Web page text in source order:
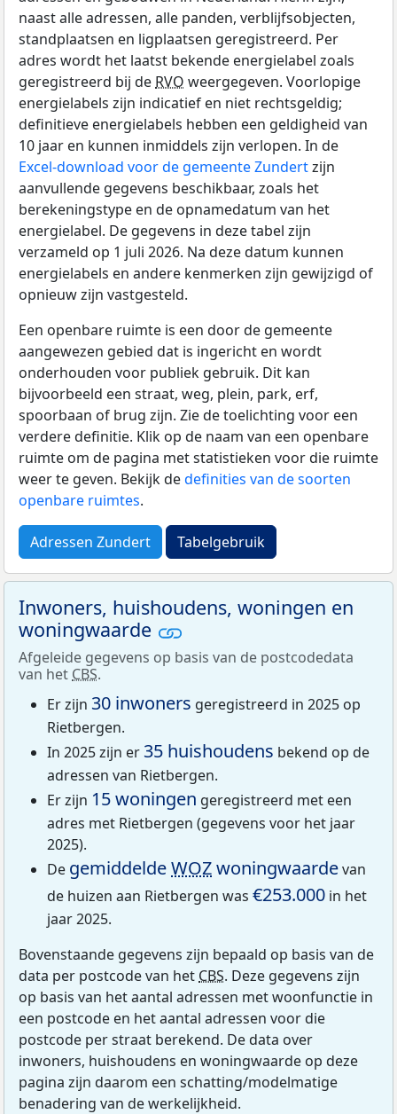
naast alle adressen, alle panden, verblijfsobjecten,
standplaatsen en ligplaatsen geregistreerd. Per
adres wordt het laatst bekende energielabel zoals
geregistreerd bij de RVO weergegeven. Voorlopige
energielabels zijn indicatief en niet rechtsgeldig;
definitieve energielabels hebben een geldigheid van
10 jaar en kunnen inmiddels zijn verlopen. In de
Excel-download voor de gemeente Zundertzijn
aanvullende gegevens beschikbaar, zoals het
berekeningstype en de opnamedatum van het
energielabel. De gegevens in deze tabel zijn
verzameld op 1 juli 2026. Na deze datum kunnen
energielabels en andere kenmerken zijn gewijzigd of
opnieuw zijn vastgesteld.
Een openbare ruimte is een door de gemeente
aangewezen gebied dat is ingericht en wordt
onderhouden voor publiek gebruik. Dit kan
bijvoorbeeld een straat, weg, plein, park, erf,
spoorbaan of brug zijn. Zie de toelichting voor een
verdere definitie. Klik op de naam van een openbare
ruimte om de pagina met statistieken voor die ruimte
weer te geven. Bekijk dedefinities van de soorten
openbare ruimtes.
Adressen Zundert Tabelgebruik
Inwoners, huishoudens, woningen en
woningwaarde
Afgeleide gegevens op basis van de postcodedata
van het CBS.
Er zijn 30 inwoners geregistreerd in 2025 op
Rietbergen.
In 2025 zijn er 35 huishoudens bekend op de
adressen van Rietbergen.
Er zijn 15 woningen geregistreerd met een
adres met Rietbergen (gegevens voor het jaar
2025).
De gemiddeldeWOZwoningwaardevan
de huizen aan Rietbergen was €253.000 in het
jaar 2025.
Bovenstaande gegevens zijn bepaald op basis van de
data per postcode van het CBS. Deze gegevens zijn
op basis van het aantal adressen met woonfunctie in
een postcode en het aantal adressen voor die
postcode per straat berekend. De data over
inwoners, huishoudens en woningwaarde op deze
pagina zijn daarom een schatting/modelmatige
benadering van de werkelijkheid.